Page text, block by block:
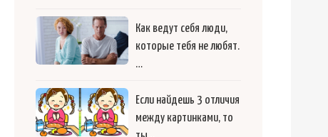
Как ведут себя люди,
которые тебя не любят.
…
Если найдешь 3 отличия
между картинками, то